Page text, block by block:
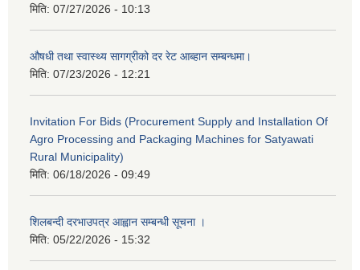
मिति: 07/27/2026 - 10:13
औषधी तथा स्वास्थ्य सागग्रीको दर रेट आब्हान सम्बन्धमा।
मिति: 07/23/2026 - 12:21
Invitation For Bids (Procurement Supply and Installation Of
Agro Processing and Packaging Machines for Satyawati
Rural Municipality)
मिति: 06/18/2026 - 09:49
शिलबन्दी दरभाउपत्र आह्वान सम्बन्धी सूचना ।
मिति: 05/22/2026 - 15:32